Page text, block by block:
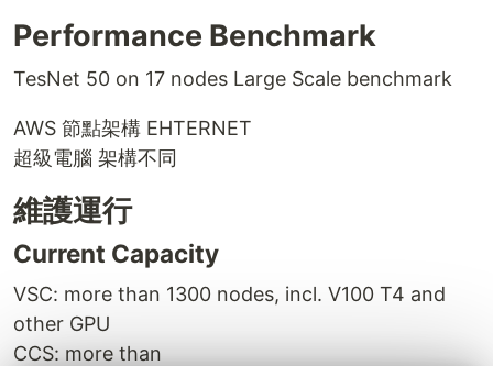
Performance Benchmark
TesNet 50 on 17 nodes Large Scale benchmark
AWS 節點架構 EHTERNET
超級電腦 架構不同
維護運行
Current Capacity
VSC: more than 1300 nodes, incl. V100 T4 and
other GPU
CCS: more than